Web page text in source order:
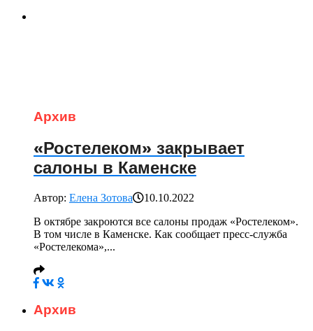
Архив
«Ростелеком» закрывает
салоны в Каменске
Автор: Елена Зотова
10.10.2022
В октябре закроются все салоны продаж «Ростелеком».
В том числе в Каменске. Как сообщает пресс-служба
«Ростелекома»,...
Архив